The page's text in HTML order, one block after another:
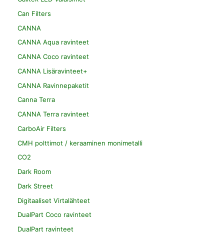
Can Filters
CANNA
CANNA Aqua ravinteet
CANNA Coco ravinteet
CANNA Lisäravinteet+
CANNA Ravinnepaketit
Canna Terra
CANNA Terra ravinteet
CarboAir Filters
CMH polttimot / keraaminen monimetalli
CO2
Dark Room
Dark Street
Digitaaliset Virtalähteet
DualPart Coco ravinteet
DualPart ravinteet